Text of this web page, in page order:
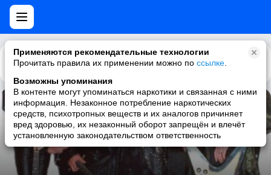
Применяются рекомендательные технологии
Прочитать правила их применении можно по ссылке
Возможны упоминания
В контенте могут упоминаться наркотики и связанная с ними
информация. Незаконное потребление наркотических
средств, психотропных веществ и их аналогов причиняет
вред здоровью, их незаконный оборот запрещён и влечёт
установленную законодательством ответственность
Каталог Рекомендации
Somewhere Far Away
Two Fires